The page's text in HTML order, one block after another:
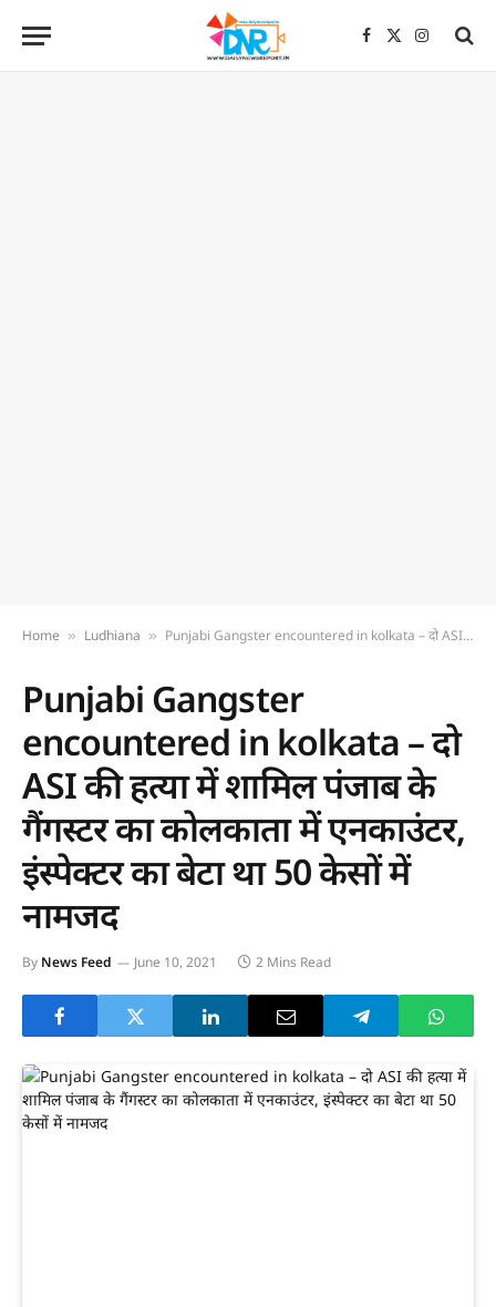
Facebook
X
Home » Ludhiana » Punjabi Gangster encountered in kolkata – दो ASI की हत्या में शामिल पंजाब के गैंगस्टर का कोलकाता में एनकाउंटर, इंस्पेक्टर का बेटा था 50 केसों में नामजद
Punjabi Gangster
encountered in kolkata – दो
ASI की हत्या में शामिल पंजाब के
गैंगस्टर का कोलकाता में एनकाउंटर,
इंस्पेक्टर का बेटा था 50 केसों में
नामजद
By News Feed June 10, 2021 2 Mins Read